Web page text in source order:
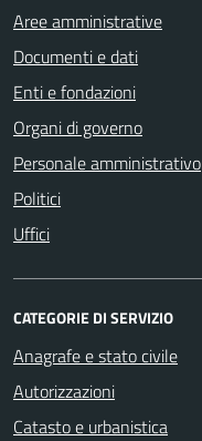
Aree amministrative
Documenti e dati
Enti e fondazioni
Organi di governo
Personale amministrativo
Politici
Uffici
CATEGORIE DI SERVIZIO
Anagrafe e stato civile
Autorizzazioni
Catasto e urbanistica